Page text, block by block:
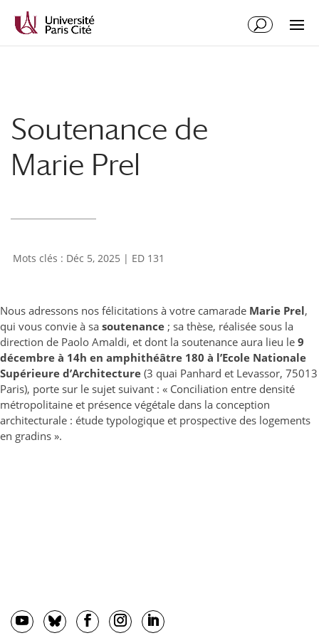
contenu
Soutenance de
Marie Prel
Déc 5, 2025 | ED 131
Nous adressons nos félicitations à votre camarade Marie Prel,
qui vous convie à sa soutenance ; sa thèse, réalisée sous la
direction de Paolo Amaldi, et dont la soutenance aura lieu le 9
décembre à 14h en amphithéâtre 180 à l’Ecole Nationale
Supérieure d’Architecture (3 quai Panhard et Levassor, 75013
Paris), porte sur le sujet suivant : « Conciliation entre densité
métropolitaine et présence végétale dans la conception
architecturale : étude typologique et prospective des logements
en gradins ».